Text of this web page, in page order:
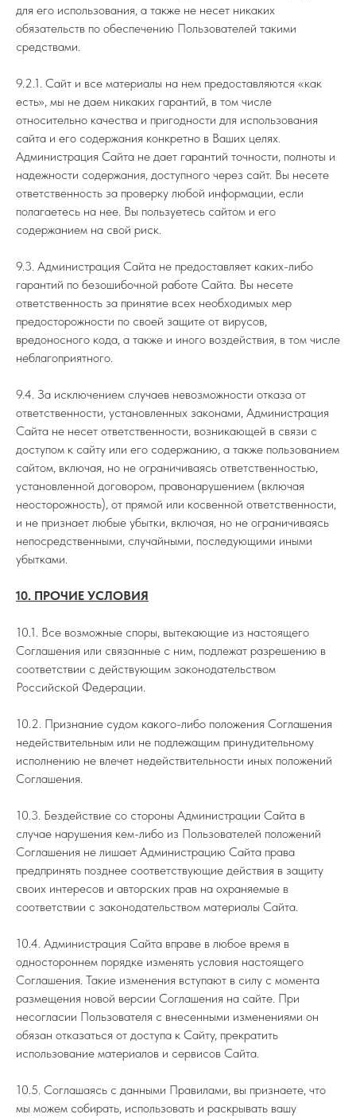
для его использования, а также не несет никаких
обязательств по обеспечению Пользователей такими
средствами.
9.2.1. Сайт и все материалы на нем предоставляются «как
есть», мы не даем никаких гарантий, в том числе
относительно качества и пригодности для использования
сайта и его содержания конкретно в Ваших целях.
Администрация Сайта не дает гарантий точности, полноты и
надежности содержания, доступного через сайт. Вы несете
ответственность за проверку любой информации, если
полагаетесь на нее. Вы пользуетесь сайтом и его
содержанием на свой риск.
9.3. Администрация Сайта не предоставляет каких-либо
гарантий по безошибочной работе Сайта. Вы несете
ответственность за принятие всех необходимых мер
предосторожности по своей защите от вирусов,
вредоносного кода, а также и иного воздействия, в том числе
неблагоприятного.
9.4. За исключением случаев невозможности отказа от
ответственности, установленных законами, Администрация
Сайта не несет ответственности, возникающей в связи с
доступом к сайту или его содержанию, а также пользованием
сайтом, включая, но не ограничиваясь ответственностью,
установленной договором, правонарушением (включая
неосторожность), от прямой или косвенной ответственности,
и не признает любые убытки, включая, но не ограничиваясь
непосредственными, случайными, последующими иными
убытками.
10. ПРОЧИЕ УСЛОВИЯ
10.1. Все возможные споры, вытекающие из настоящего
Соглашения или связанные с ним, подлежат разрешению в
соответствии с действующим законодательством
Российской Федерации.
10.2. Признание судом какого-либо положения Соглашения
недействительным или не подлежащим принудительному
исполнению не влечет недействительности иных положений
Соглашения.
10.3. Бездействие со стороны Администрации Сайта в
случае нарушения кем-либо из Пользователей положений
Соглашения не лишает Администрацию Сайта права
предпринять позднее соответствующие действия в защиту
своих интересов и авторских прав на охраняемые в
соответствии с законодательством материалы Сайта.
10.4. Администрация Сайта вправе в любое время в
одностороннем порядке изменять условия настоящего
Соглашения. Такие изменения вступают в силу с момента
размещения новой версии Соглашения на сайте. При
несогласии Пользователя с внесенными изменениями он
обязан отказаться от доступа к Сайту, прекратить
использование материалов и сервисов Сайта.
10.5. Соглашаясь с данными Правилами, вы признаете, что
мы можем собирать, использовать и раскрывать вашу